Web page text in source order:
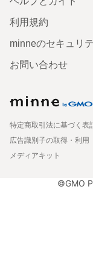
利用規約
minneのセキュリ
お問い合わせ
特定商取引法に基づく表
広告識別子の取得・利用
メディアキット
©GMO